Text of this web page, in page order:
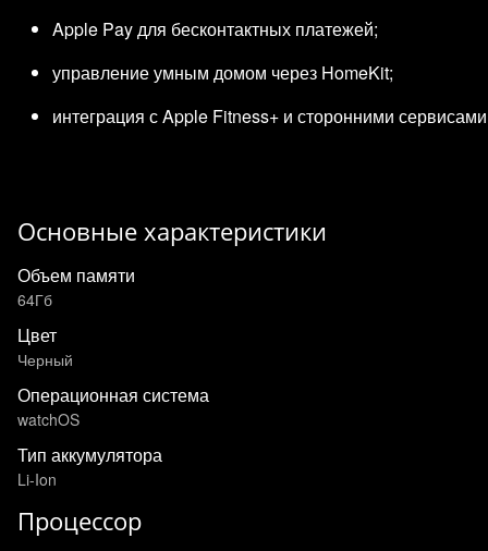
Apple Pay для бесконтактных платежей;
управление умным домом через HomeKit;
интеграция с Apple Fitness+ и сторонними
Основные характеристики
Объем памяти
64Гб
Цвет
Черный
Операционная система
watchOS
Тип аккумулятора
Li-Ion
Процессор